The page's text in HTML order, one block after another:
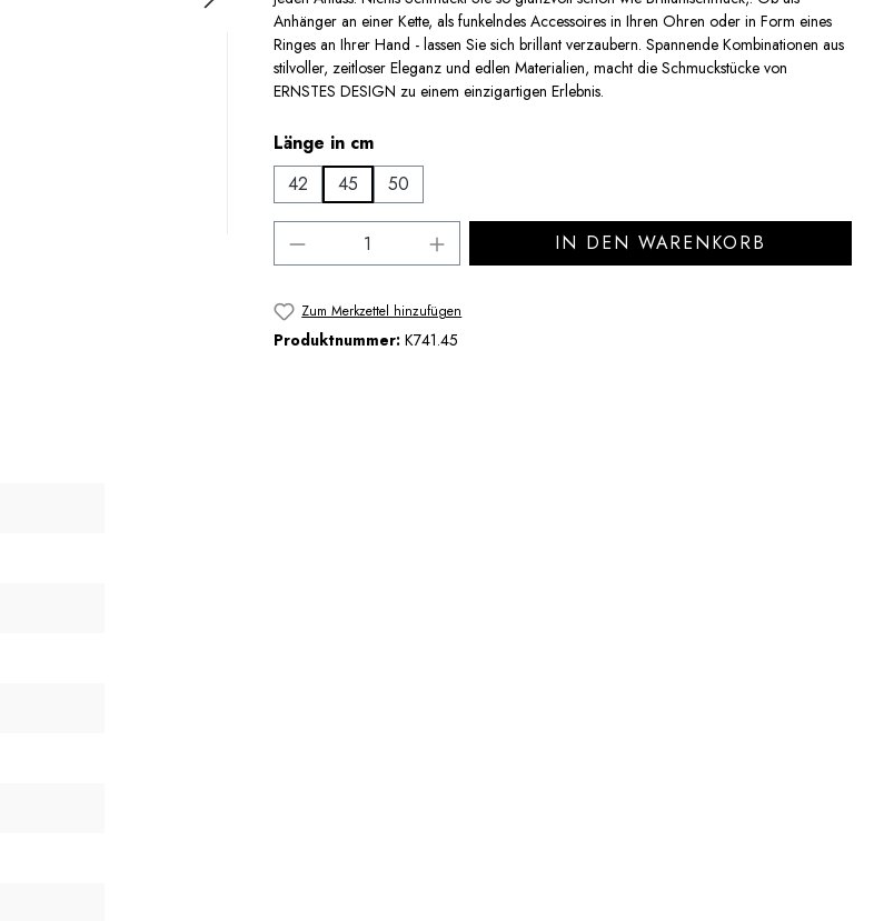
Anhänger an einer Kette, als funkelndes Accessoires in Ihren Ohren oder in Form eines
Ringes an Ihrer Hand - lassen Sie sich brillant verzaubern. Spannende Kombinationen aus
stilvoller, zeitloser Eleganz und edlen Materialien, macht die Schmuckstücke von
ERNSTES DESIGN zu einem einzigartigen Erlebnis.
Länge in cmauswählen
42
45 50
Produkt Anzahl: Gib den gewünschten Wert ein
IN DEN WARENKORB
Zum Merkzettel hinzufügen
Produktnummer: K741.45